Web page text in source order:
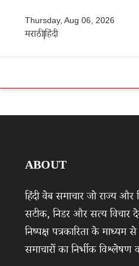
Thursday, Aug 06, 2026
मराठीहिंदी
ABOUT
हिंदी वेब समाचार जो राज्य और
सटीक, निडर और सत्य विचार
निष्पक्ष पत्रकारिता के माध्यम
समाचारों का निर्भीक विश्लेषण